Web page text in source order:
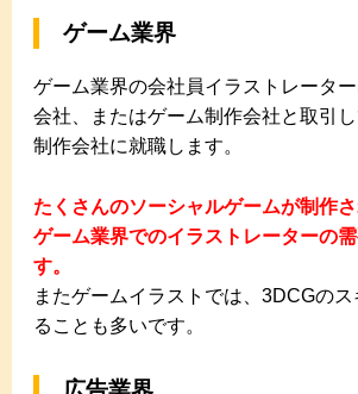
ゲーム業界
ゲーム業界の会社員イラストレータ
会社、またはゲーム制作会社と取引
制作会社に就職します。
たくさんのソーシャルゲームが制作さ
ゲーム業界でのイラストレーターの
す。
またゲームイラストでは、3DCGの
ることも多いです。